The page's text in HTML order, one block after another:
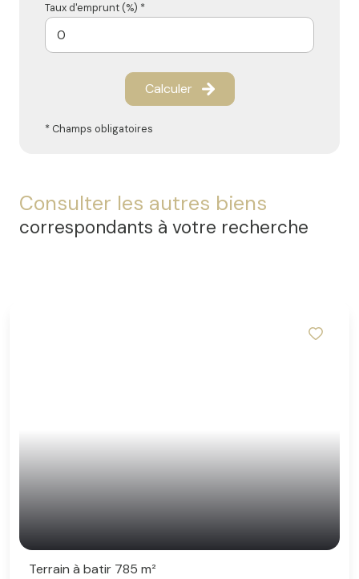
Taux d'emprunt (%) *
Calculer
* Champs obligatoires
Consulter les autres biens
correspondants à votre recherche
Terrain à batir 785 m²